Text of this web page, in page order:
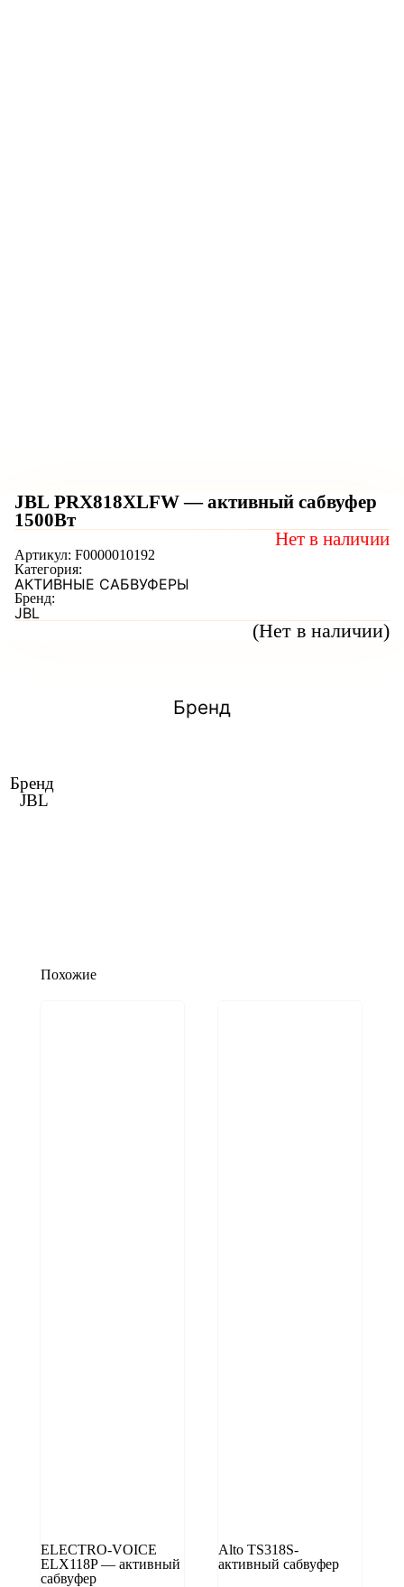
JBL PRX818XLFW — активный сабвуфер
1500Вт
(Нет в наличии)
Нет в наличии
Артикул: F0000010192
Категория:
АКТИВНЫЕ САБВУФЕРЫ
Бренд:
JBL
Бренд
Бренд
JBL
Похожие
ELECTRO-VOICE
ELX118P — активный
сабвуфер
Alto TS318S-
активный сабвуфер